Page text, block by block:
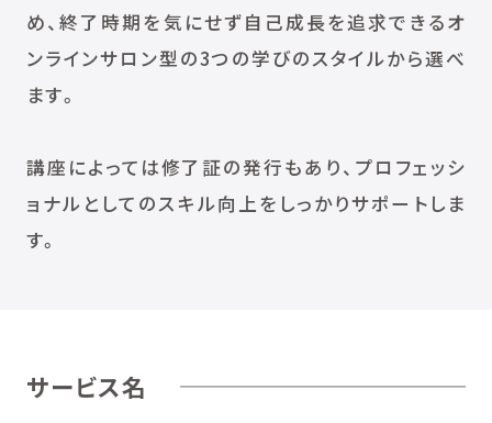
め、終了時期を気にせず自己成長を追求できるオ
ンラインサロン型の3つの学びのスタイルから選べ
ます。
講座によっては修了証の発行もあり、プロフェッシ
ョナルとしてのスキル向上をしっかりサポートしま
す。
サービス名